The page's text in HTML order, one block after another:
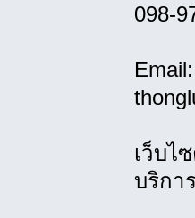
098-
Email:
เว็บไ
บริกา